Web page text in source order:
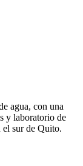
agua, con una
y laboratorio de
el sur de Quito.